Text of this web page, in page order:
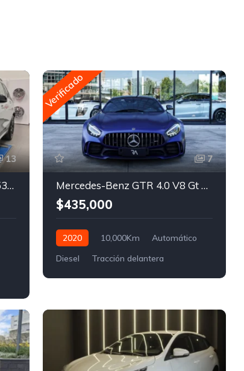
13
BMW X7 4.4 V8 M60I Xdrive 530Cv
Verificado
7
Mercedes-Benz GTR 4.0 V8 Gt R 585 Cv
$435,000
2020 10,000Km
Automático
Diesel
Tracción delantera